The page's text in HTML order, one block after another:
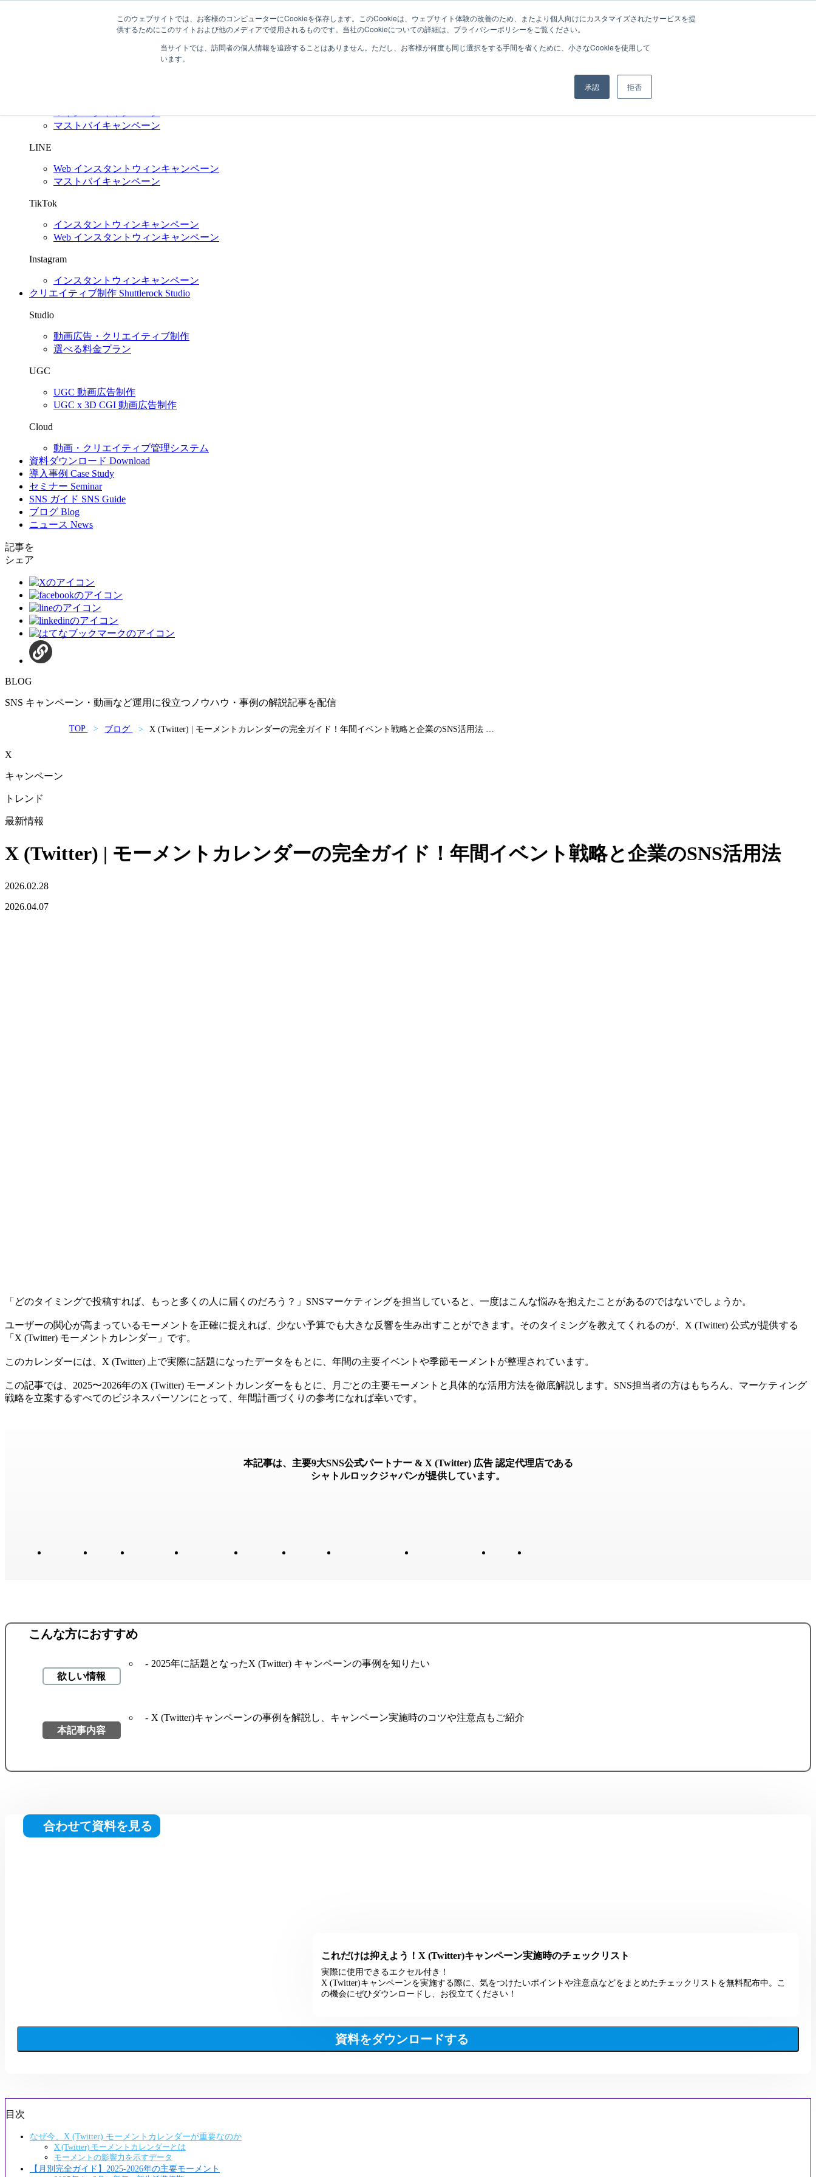
このウェブサイトでは、お客様のコンピューターにCookieを保存します。このCookieは、ウェブサイト体験の改善のため、またより個人向けにカスタマイズされたサービスを提
供するためにこのサイトおよび他のメディアで使用されるものです。当社のCookieについての詳細は、プライバシーポリシーをご覧ください。
当サイトでは、訪問者の個人情報を追跡することはありません。ただし、お客様が何度も同じ選択をする手間を省くために、小さなCookieを使用して
います。
承認 拒否
問い合わせする
Shuttlerock BBF
マイレージキャンペーン
マストバイキャンペーン
LINE
Web インスタントウィンキャンペーン
マストバイキャンペーン
TikTok
インスタントウィンキャンペーン
Web インスタントウィンキャンペーン
Instagram
インスタントウィンキャンペーン
クリエイティブ制作 Shuttlerock Studio
Studio
動画広告・クリエイティブ制作
選べる料金プラン
UGC
UGC 動画広告制作
UGC x 3D CGI 動画広告制作
Cloud
動画・クリエイティブ管理システム
資料ダウンロード Download
導入事例 Case Study
セミナー Seminar
SNS ガイド SNS Guide
ブログ Blog
ニュース News
記事を
シェア
BLOG
SNS キャンペーン・動画など運用に役立つノウハウ・事例の解説記事を配信
TOP ブログ X (Twitter) | モーメントカレンダーの完全ガイド！年間イベント戦略と企業のSNS活用法
X
キャンペーン
トレンド
最新情報
X (Twitter) | モーメントカレンダーの完全ガイド！年間イベント戦略と企業のSNS活用法
2026.02.28
2026.04.07
「どのタイミングで投稿すれば、もっと多くの人に届くのだろう？」SNSマーケティングを担当していると、一度はこんな悩みを抱えたことがあるのではないでしょうか。
ユーザーの関心が高まっているモーメントを正確に捉えれば、少ない予算でも大きな反響を生み出すことができます。そのタイミングを教えてくれるのが、X (Twitter) 公式が提供する
「X (Twitter) モーメントカレンダー」です。
このカレンダーには、X (Twitter) 上で実際に話題になったデータをもとに、年間の主要イベントや季節モーメントが整理されています。
この記事では、2025〜2026年のX (Twitter) モーメントカレンダーをもとに、月ごとの主要モーメントと具体的な活用方法を徹底解説します。SNS担当者の方はもちろん、マーケティング
戦略を立案するすべてのビジネスパーソンにとって、年間計画づくりの参考になれば幸いです。
本記事は、主要9大SNS公式パートナー & X (Twitter) 広告 認定代理店である
シャトルロックジャパンが提供しています。
こんな方におすすめ
欲しい情報
2025年に話題となったX (Twitter) キャンペーンの事例を知りたい
本記事内容
X (Twitter)キャンペーンの事例を解説し、キャンペーン実施時のコツや注意点もご紹介
合わせて資料を見る
これだけは抑えよう！X (Twitter)キャンペーン実施時のチェックリスト
実際に使用できるエクセル付き！
X (Twitter)キャンペーンを実施する際に、気をつけたいポイントや注意点などをまとめたチェックリストを無料配布中。こ
の機会にぜひダウンロードし、お役立てください！
資料をダウンロードする
目次
なぜ今、X (Twitter) モーメントカレンダーが重要なのか
X (Twitter) モーメントカレンダーとは
モーメントの影響力を示すデータ
【月別完全ガイド】2025-2026年の主要モーメント